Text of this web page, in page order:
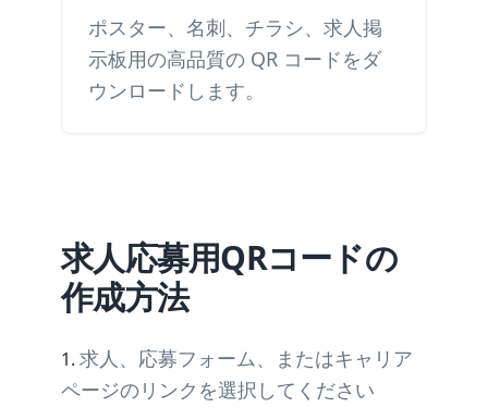
ポスター、名刺、チラシ、求人掲
示板用の高品質の QR コードをダ
ウンロードします。
求人応募用QRコードの
作成方法
求人、応募フォーム、またはキャリア
ページのリンクを選択してください